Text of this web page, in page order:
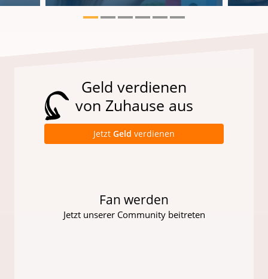
Geld verdienen
von Zuhause aus
Jetzt Geld verdienen
Fan werden
Jetzt unserer Community beitreten